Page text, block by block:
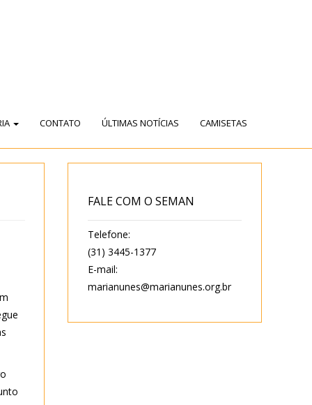
CONTATO ÚLTIMAS NOTÍCIAS CAMISETAS
FALE COM O SEMAN
Telefone:
(31) 3445-1377
E-mail:
marianunes@marianunes.org.br